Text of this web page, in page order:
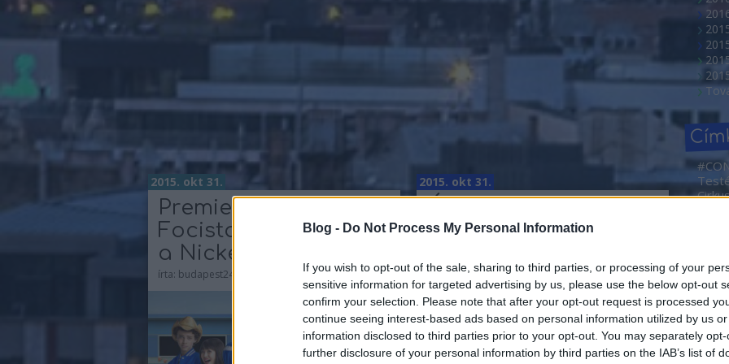
Blog - Do Not Process My Personal Information
If you wish to opt-out of the sale, sharing to third parties, or processing of your
sensitive information for targeted advertising by us, please use the below opt-out
confirm your selection. Please note that after your opt-out request is processed
continue seeing interest-based ads based on personal information utilized by us
information disclosed to third parties prior to your opt-out. You may separately
further disclosure of your personal information by third parties on the IAB’s list of
2015. okt 31.
vastaps az Édes
írta:budapest24
2015. okt 31.
Premier:
Focistalánnyal erősít
a Nickelodeon
írta: budapest24
Dóra
Ada